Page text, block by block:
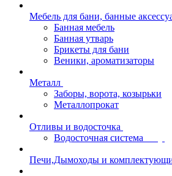
Мебель для бани, банные
Банная мебель
Банная утварь
Брикеты для бани
Веники, ароматизаторы
Металл
Заборы, ворота, козырьки
Металлопрокат
Отливы и водосточка
Водосточная система
Печи,Дымоходы и